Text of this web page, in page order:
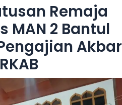
Remaja
MAN 2 Bantul
Akbar